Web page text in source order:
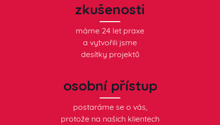
zkušenosti
máme 24 let praxe
a vytvořili jsme
desítky projektů
osobní přístup
postaráme se o vás,
protože na našich klientech